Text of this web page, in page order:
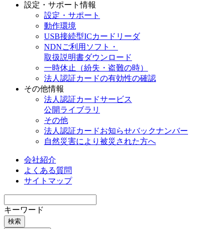
設定・サポート情報
設定・サポート
動作環境
USB接続型ICカードリーダ
NDNご利用ソフト・
取扱説明書ダウンロード
一時休止（紛失・盗難の時）
法人認証カードの有効性の確認
その他情報
法人認証カードサービス
公開ライブラリ
その他
法人認証カードお知らせバックナンバー
自然災害により被災された方へ
会社紹介
よくある質問
サイトマップ
キーワード
検索